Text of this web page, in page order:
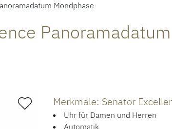
Mondphase
Merkmale: Senator
Uhr für Damen und Herren
Automatik